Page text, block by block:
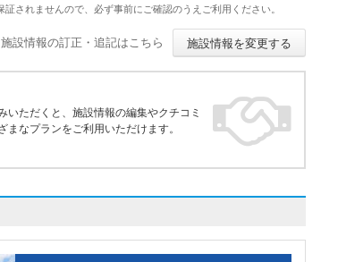
されませんので、必ず事前にご確認のうえご利用ください。
施設情報を変更する
施設情報の訂正・追記はこちら
ただくと、施設情報の編集やクチコミ
なプランをご利用いただけます。